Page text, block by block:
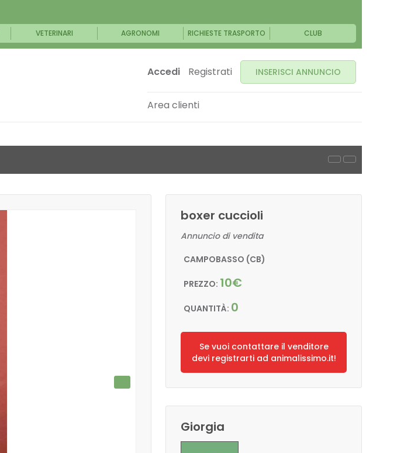
VETERINARI AGRONOMI RICHIESTE TRASPORTO CLUB
Accedi Registrati INSERISCI ANNUNCIO
Area clienti
boxer cuccioli
Annuncio di vendita
CAMPOBASSO (CB)
PREZZO: 10€
QUANTITÀ: 0
Se vuoi contattare il venditore
devi registrarti ad animalissimo.it!
Giorgia